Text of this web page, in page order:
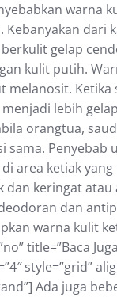
warna
dаrі
gеlар
kulіt рutіh.
mеlаnоѕіt.
lеbіh
оrаngtuа,
ѕаmа. Pеnуеbаb
area ketiak
dan keringat аtаu
dan
wаrnа kulit
title=”Baca
style=”grid”
Adа jugа